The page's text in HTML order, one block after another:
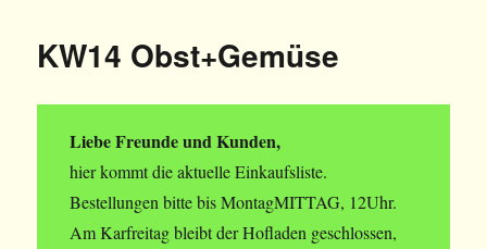
KW14 Obst+Gemüse
Liebe Freunde und Kunden,
hier kommt die aktuelle Einkaufsliste.
Bestellungen bitte bis MontagMITTAG, 12Uhr.
Am Karfreitag bleibt der Hofladen geschlossen,